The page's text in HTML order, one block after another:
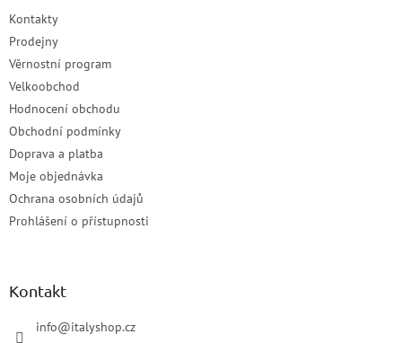
Kontakty
Prodejny
Věrnostní program
Velkoobchod
Hodnocení obchodu
Obchodní podmínky
Doprava a platba
Moje objednávka
Ochrana osobních údajů
Prohlášení o přístupnosti
Kontakt
info@italyshop.cz